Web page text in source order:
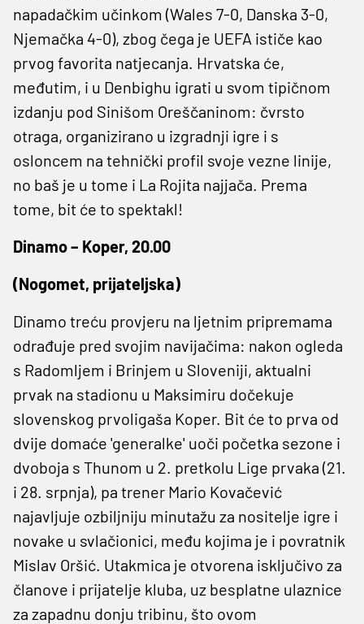
napadačkim učinkom (Wales 7-0, Danska 3-0,
Njemačka 4-0), zbog čega je UEFA ističe kao
prvog favorita natjecanja. Hrvatska će,
međutim, i u Denbighu igrati u svom tipičnom
izdanju pod Sinišom Oreščaninom: čvrsto
otraga, organizirano u izgradnji igre i s
osloncem na tehnički profil svoje vezne linije,
no baš je u tome i La Rojita najjača. Prema
tome, bit će to spektakl!
Dinamo – Koper, 20.00
(Nogomet, prijateljska)
Dinamo treću provjeru na ljetnim pripremama
odrađuje pred svojim navijačima: nakon ogleda
s Radomljem i Brinjem u Sloveniji, aktualni
prvak na stadionu u Maksimiru dočekuje
slovenskog prvoligaša Koper. Bit će to prva od
dvije domaće 'generalke' uoči početka sezone i
dvoboja s Thunom u 2. pretkolu Lige prvaka (21.
i 28. srpnja), pa trener Mario Kovačević
najavljuje ozbiljniju minutažu za nositelje igre i
novake u svlačionici, među kojima je i povratnik
Mislav Oršić. Utakmica je otvorena isključivo za
članove i prijatelje kluba, uz besplatne ulaznice
za zapadnu donju tribinu, što ovom